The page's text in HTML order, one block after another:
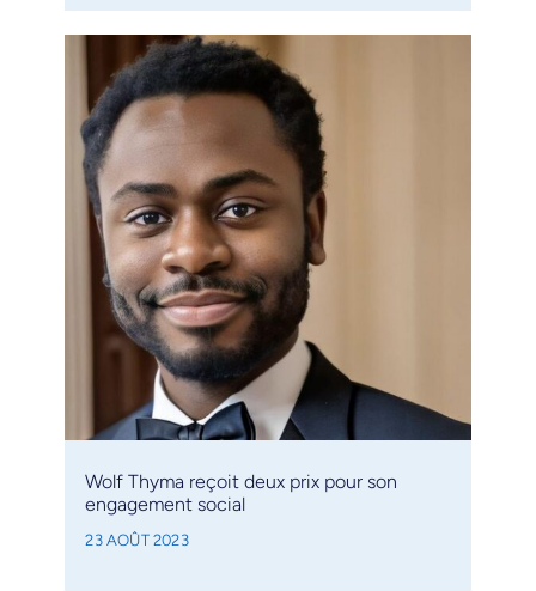
Wolf Thyma reçoit deux prix pour son
engagement social
23 AOÛT 2023